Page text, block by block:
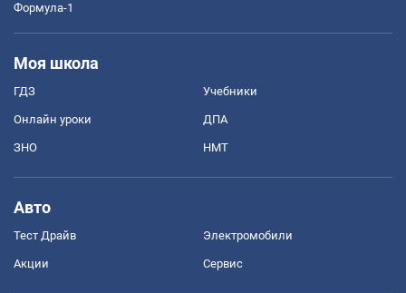
Формула-1
Моя школа
ГДЗ Учебники
Онлайн уроки ДПА
ЗНО НМТ
Авто
Тест Драйв Электромобили
Акции Сервис